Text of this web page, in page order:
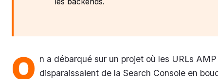
O n a débarqué sur un projet où les URLs AMP
disparaissaient de la Search Console en